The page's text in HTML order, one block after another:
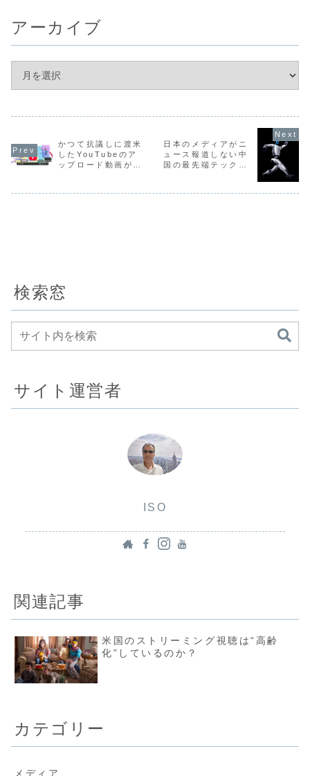
アーカイブ
かつて抗議しに渡米
したYouTubeのア
ップロード動画が20
日本のメディアがニ
ュース報道しない中
国の最先端テック事
検索窓
サイト運営者
ISO
関連記事
米国のストリーミング視聴は“高齢
化”しているのか？
カテゴリー
メディア